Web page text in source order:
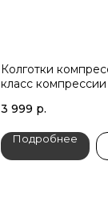
Колготки
класс компрессии
3 999 р.
Подробнее